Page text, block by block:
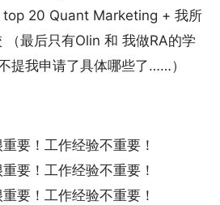
top 20 Quant Marketing + 我所
（最后只有Olin 和 我做RA的学
提我申请了具体哪些了……）
要！工作经验不重要！
要！工作经验不重要！
要！工作经验不重要！